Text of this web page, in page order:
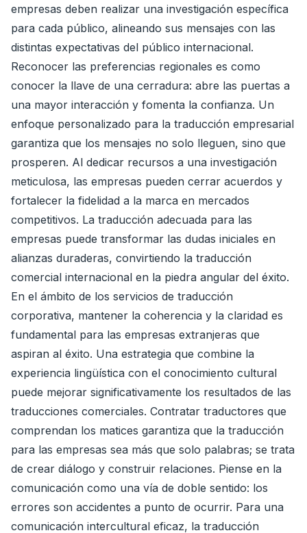
empresas deben realizar una investigación específica
para cada público, alineando sus mensajes con las
distintas expectativas del público internacional.
Reconocer las preferencias regionales es como
conocer la llave de una cerradura: abre las puertas a
una mayor interacción y fomenta la confianza. Un
enfoque personalizado para la traducción empresarial
garantiza que los mensajes no solo lleguen, sino que
prosperen. Al dedicar recursos a una investigación
meticulosa, las empresas pueden cerrar acuerdos y
fortalecer la fidelidad a la marca en mercados
competitivos. La traducción adecuada para las
empresas puede transformar las dudas iniciales en
alianzas duraderas, convirtiendo la traducción
comercial internacional en la piedra angular del éxito.
En el ámbito de los servicios de traducción
corporativa, mantener la coherencia y la claridad es
fundamental para las empresas extranjeras que
aspiran al éxito. Una estrategia que combine la
experiencia lingüística con el conocimiento cultural
puede mejorar significativamente los resultados de las
traducciones comerciales. Contratar traductores que
comprendan los matices garantiza que la traducción
para las empresas sea más que solo palabras; se trata
de crear diálogo y construir relaciones. Piense en la
comunicación como una vía de doble sentido: los
errores son accidentes a punto de ocurrir. Para una
comunicación intercultural eficaz, la traducción